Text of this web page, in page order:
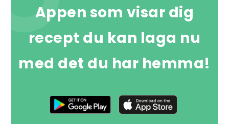
Appen som visar dig
recept du kan laga nu
med det du har hemma!